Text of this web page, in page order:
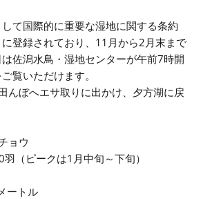
して国際的に重要な湿地に関する条約
に登録されており、11月から2月末まで
佐潟水鳥・湿地センターが午前7時開
覧いただけます。
んぼへエサ取りに出かけ、夕方湖に戻
ョウ
（ピークは1月中旬～下旬）
ートル